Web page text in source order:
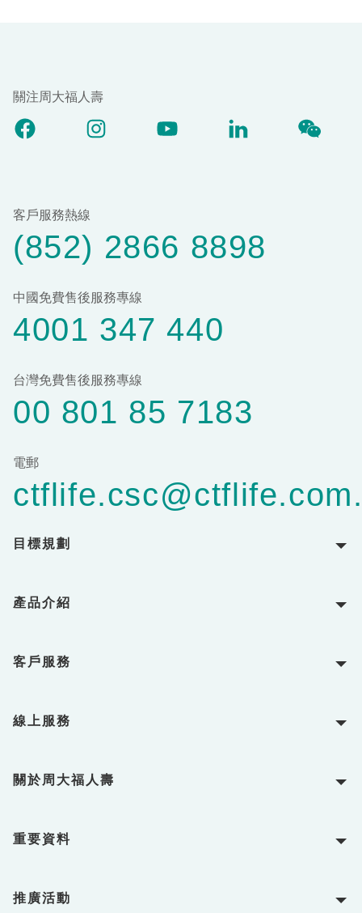
目標規劃
產品介紹
客戶服務
線上服務
關於周大福人壽
重要資料
推廣活動
關注周大福人壽
客戶服務熱線
(852) 2866 8898
中國免費售後服務專線
4001 347 440
台灣免費售後服務專線
00 801 85 7183
電郵